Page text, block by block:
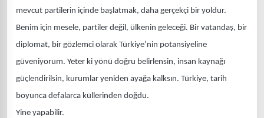
mevcut partilerin içinde başlatmak, daha gerçekçi bir yoldur.
Benim için mesele, partiler değil, ülkenin geleceği. Bir vatandaş, bir
diplomat, bir gözlemci olarak Türkiye’nin potansiyeline
güveniyorum. Yeter ki yönü doğru belirlensin, insan kaynağı
güçlendirilsin, kurumlar yeniden ayağa kalksın. Türkiye, tarih
boyunca defalarca küllerinden doğdu.
Yine yapabilir.